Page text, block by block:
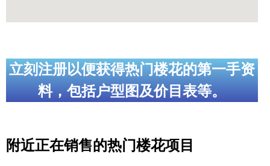
立刻注册以便获得热门楼花的第一手资
料，包括户型图及价目表等。
附近正在销售的热门楼花项目